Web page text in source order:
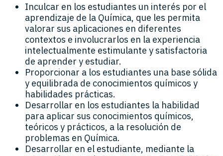
Inculcar en los estudiantes un interés por el
aprendizaje de la Química, que les permita
valorar sus aplicaciones en diferentes
contextos e involucrarlos en la experiencia
intelectualmente estimulante y satisfactoria
de aprender y estudiar.
Proporcionar a los estudiantes una base sólida
y equilibrada de conocimientos químicos y
habilidades prácticas.
Desarrollar en los estudiantes la habilidad
para aplicar sus conocimientos químicos,
teóricos y prácticos, a la resolución de
problemas en Química.
Desarrollar en el estudiante, mediante la